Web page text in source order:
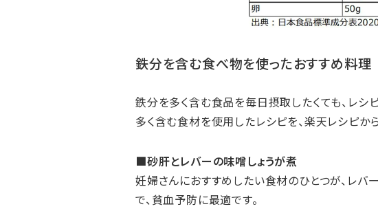
鉄分を含む食べ物を使ったおすすめ料理
鉄分を多く含む食品を毎日摂取したくても、レシ
多く含む食材を使用したレシピを、楽天レシピか
■砂肝とレバーの味噌しょうが煮
妊婦さんにおすすめしたい食材のひとつが、レバ
で、貧血予防に最適です。